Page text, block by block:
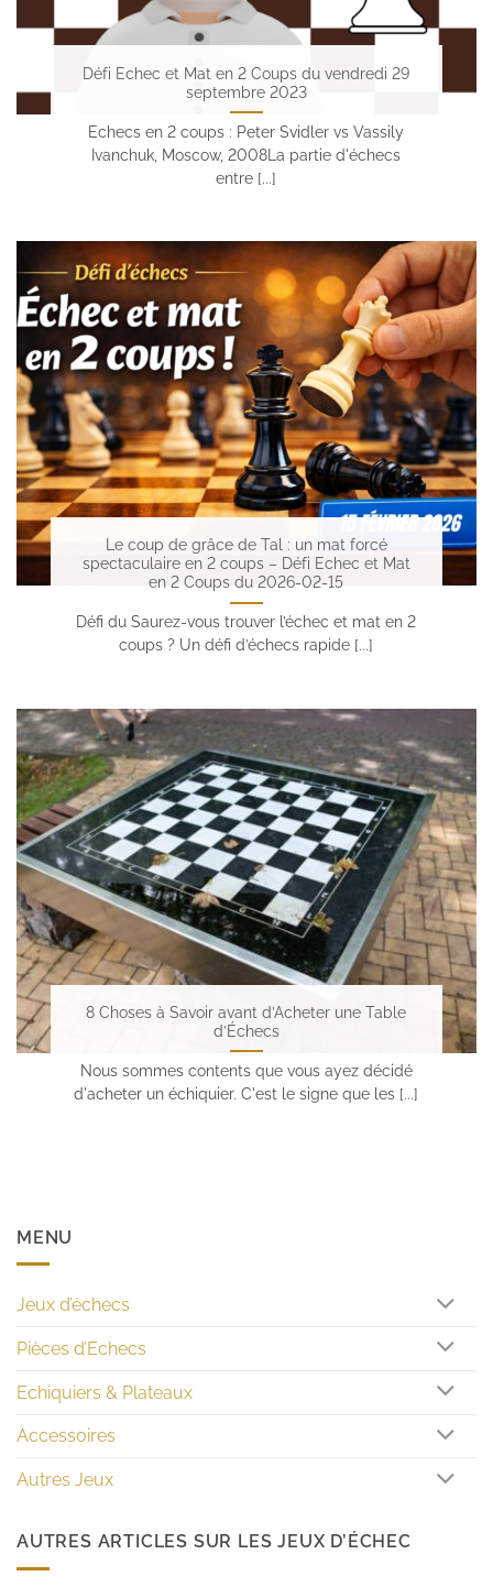
Défi Echec et Mat en 2 Coups du vendredi 29
septembre 2023
Echecs en 2 coups : Peter Svidler vs Vassily
Ivanchuk, Moscow, 2008La partie d'échecs
entre [...]
Le coup de grâce de Tal : un mat forcé
spectaculaire en 2 coups – Défi Echec et Mat
en 2 Coups du 2026-02-15
Défi du Saurez-vous trouver l’échec et mat en 2
coups ? Un défi d’échecs rapide [...]
8 Choses à Savoir avant d’Acheter une Table
d’Échecs
Nous sommes contents que vous ayez décidé
d'acheter un échiquier. C'est le signe que les [...]
MENU
Jeux d’échecs
Pièces d’Echecs
Echiquiers & Plateaux
Accessoires
Autres Jeux
AUTRES ARTICLES SUR LES JEUX D’ÉCHEC